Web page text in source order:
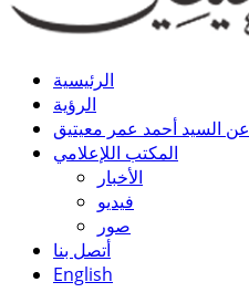
الرئيسية
الرؤية
عن السيد أحمد عمر معيتيق
المكتب اللإعلامي
الأخبار
فيديو
صور
أتصل بنا
English